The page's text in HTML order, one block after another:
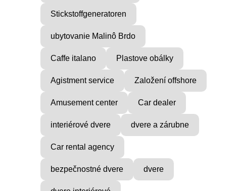
Stickstoffgeneratoren
ubytovanie Malinô Brdo
Caffe italano Plastove obálky
Agistment service Založení offshore
Amusement center Car dealer
interiérové dvere dvere a zárubne
Car rental agency
bezpečnostné dvere dvere